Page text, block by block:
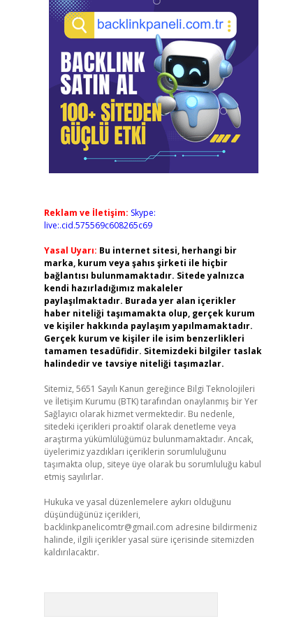
Reklam ve İletişim: Skype:
live:.cid.575569c608265c69
Yasal Uyarı: Bu internet sitesi, herhangi bir
marka, kurum veya şahıs şirketi ile hiçbir
bağlantısı bulunmamaktadır. Sitede yalnızca
kendi hazırladığımız makaleler
paylaşılmaktadır. Burada yer alan içerikler
haber niteliği taşımamakta olup, gerçek kurum
ve kişiler hakkında paylaşım yapılmamaktadır.
Gerçek kurum ve kişiler ile isim benzerlikleri
tamamen tesadüfidir. Sitemizdeki bilgiler taslak
halindedir ve tavsiye niteliği taşımazlar.
Sitemiz, 5651 Sayılı Kanun gereğince Bilgi Teknolojileri
ve İletişim Kurumu (BTK) tarafından onaylanmış bir Yer
Sağlayıcı olarak hizmet vermektedir. Bu nedenle,
sitedeki içerikleri proaktif olarak denetleme veya
araştırma yükümlülüğümüz bulunmamaktadır. Ancak,
üyelerimiz yazdıkları içeriklerin sorumluluğunu
taşımakta olup, siteye üye olarak bu sorumluluğu kabul
etmiş sayılırlar.
Hukuka ve yasal düzenlemelere aykırı olduğunu
düşündüğünüz içerikleri,
backlinkpanelicomtr@gmail.com adresine bildirmeniz
halinde, ilgili içerikler yasal süre içerisinde sitemizden
kaldırılacaktır.